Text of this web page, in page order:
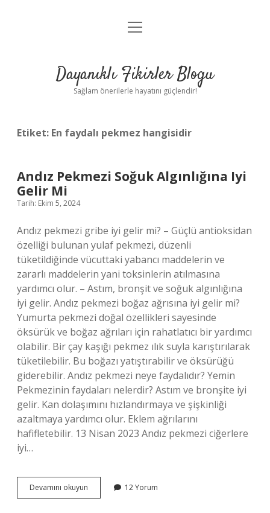
Anasayfa
Yasal Uyarı
menüyü
Dayanıklı Fikirler Blogu
Sağlam önerilerle hayatını güçlendir!
Etiket: En faydalı pekmez hangisidir
Andız Pekmezi Soğuk Algınlığına Iyi
Gelir Mi
Tarih: Ekim 5, 2024
Andız pekmezi gribe iyi gelir mi? – Güçlü antioksidan
özelliği bulunan yulaf pekmezi, düzenli
tüketildiğinde vücuttaki yabancı maddelerin ve
zararlı maddelerin yani toksinlerin atılmasına
yardımcı olur. – Astım, bronşit ve soğuk algınlığına
iyi gelir. Andız pekmezi boğaz ağrısına iyi gelir mi?
Yumurta pekmezi doğal özellikleri sayesinde
öksürük ve boğaz ağrıları için rahatlatıcı bir yardımcı
olabilir. Bir çay kaşığı pekmez ılık suyla karıştırılarak
tüketilebilir. Bu boğazı yatıştırabilir ve öksürüğü
giderebilir. Andız pekmezi neye faydalıdır? Yemin
Pekmezinin faydaları nelerdir? Astım ve bronşite iyi
gelir. Kan dolaşımını hızlandırmaya ve şişkinliği
azaltmaya yardımcı olur. Eklem ağrılarını
hafifletebilir. 13 Nisan 2023 Andız pekmezi ciğerlere
iyi…
Devamını okuyun
Pekmezi
12 Yorum